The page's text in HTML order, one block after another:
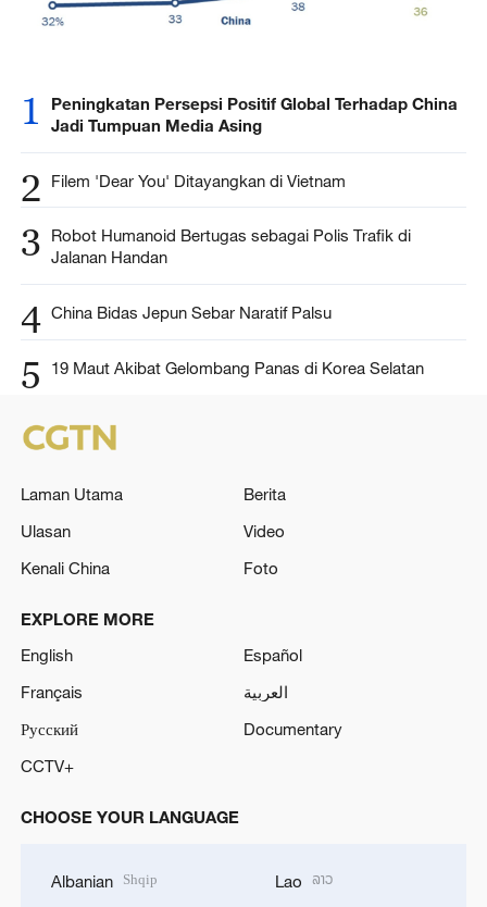
1
Peningkatan Persepsi Positif Global Terhadap China
Jadi Tumpuan Media Asing
2 Filem 'Dear You' Ditayangkan di Vietnam
3
Robot Humanoid Bertugas sebagai Polis Trafik di
Jalanan Handan
4 China Bidas Jepun Sebar Naratif Palsu
5 19 Maut Akibat Gelombang Panas di Korea Selatan
Laman Utama
Berita
Ulasan
Video
Kenali China
Foto
EXPLORE MORE
English
Español
Français
العربية
Русский
Documentary
CCTV+
CHOOSE YOUR LANGUAGE
Albanian Shqip Lao ລາວ